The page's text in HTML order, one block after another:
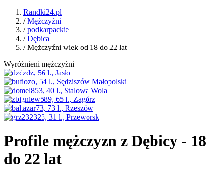
Randki24.pl
/Mężczyźni
/podkarpackie
/Dębica
/ Mężczyźni wiek od 18 do 22 lat
Wyróżnieni mężczyźni
Profile mężczyzn z Dębicy - 18
do 22 lat